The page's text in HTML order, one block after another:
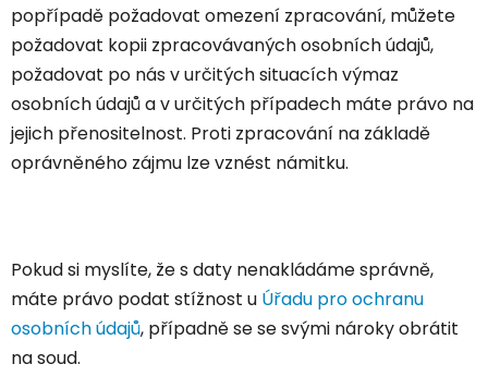
popřípadě požadovat omezení zpracování, můžete
požadovat kopii zpracovávaných osobních údajů,
požadovat po nás v určitých situacích výmaz
osobních údajů a v určitých případech máte právo na
jejich přenositelnost. Proti zpracování na základě
oprávněného zájmu lze vznést námitku.
Pokud si myslíte, že s daty nenakládáme správně,
máte právo podat stížnost u Úřadu pro ochranu
osobních údajů, případně se se svými nároky obrátit
na soud.